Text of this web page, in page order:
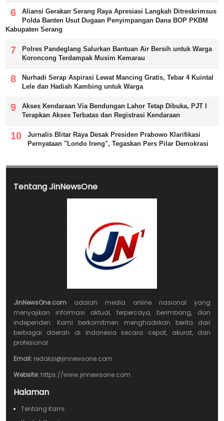
Aliansi Gerakan Serang Raya Apresiasi Langkah Ditreskrimsus
Polda Banten Usut Dugaan Penyimpangan Dana BOP PKBM
Kabupaten Serang
Polres Pandeglang Salurkan Bantuan Air Bersih untuk Warga
Koroncong Terdampak Musim Kemarau
Nurhadi Serap Aspirasi Lewat Mancing Gratis, Tebar 4 Kuintal
Lele dan Hadiah Kambing untuk Warga
Akses Kendaraan Via Bendungan Lahor Tetap Dibuka, PJT I
Terapkan Akses Terbatas dan Registrasi Kendaraan
Jurnalis Blitar Raya Desak Presiden Prabowo Klarifikasi
Pernyataan "Londo Ireng", Tegaskan Pers Pilar Demokrasi
Tentang JinNewsOne
JinNewsOne.comadalah media online nasional yang
menyajikan informasi aktual, terpercaya, berimbang, dan
independen. Kami berkomitmen menghadirkan berita dari
berbagai daerah di Indonesia secara cepat, akurat, dan
profesional.
Email:redaksi@jinnewsone.com
Website:https://www.jinnewsone.com
Halaman
Tentang Kami